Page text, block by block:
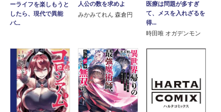
ーライフを楽しもうと
したら、現代で異能
バ...
人公の数を求めよ
みかみてれん 森倉円
医療は問題が多すぎ
て、メスを入れざるを
得...
時田唯 オガデンモン